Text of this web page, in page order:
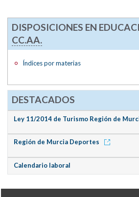
DISPOSICIONES EN
CC.AA.
Índices por materias
DESTACADOS
Ley 11/2014 de Turismo Región de
Región de Murcia Deportes
Calendario laboral